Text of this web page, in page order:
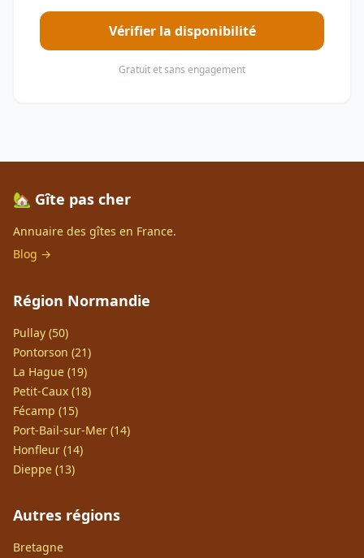
Vérifier la disponibilité
Gratuit et sans engagement
🏡 Gîte pas cher
Annuaire des gîtes en France.
Blog →
Région Normandie
Pullay (50)
Pontorson (21)
La Hague (19)
Petit-Caux (18)
Fécamp (15)
Port-Bail-sur-Mer (14)
Honfleur (14)
Dieppe (13)
Autres régions
Bretagne